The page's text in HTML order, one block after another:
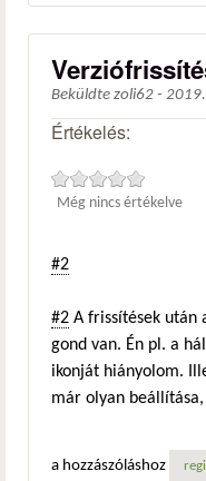
Beküldte zoli62 -
Értékelés:
Még nincs értékelve
#2
#2 A frissítések után
gond van. Én pl. a
ikonját hiányolom.
már olyan
a hozzászóláshoz